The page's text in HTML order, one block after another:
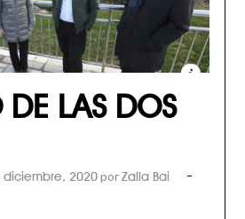
DE LAS DOS
diciembre, 2020por Zalla Bai